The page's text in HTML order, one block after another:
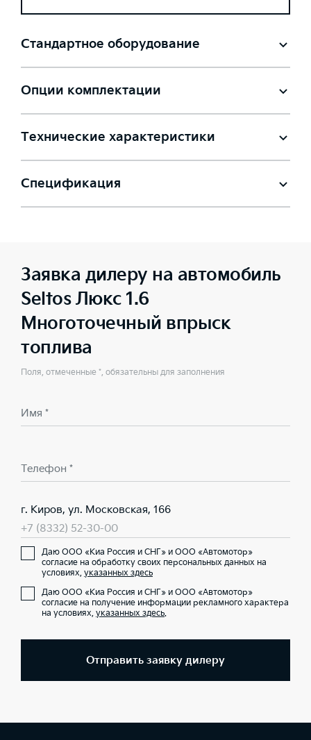
Стандартное оборудование
Опции комплектации
Технические характеристики
Спецификация
Заявка дилеру на автомобиль
Seltos Люкс 1.6
Многоточечный впрыск
топлива
Поля, отмеченные *, обязательны для заполнения
Имя *
Телефон *
г. Киров, ул. Московская, 166
+7 (8332) 52-30-00
Даю ООО «Киа Россия и СНГ» и ООО «Автомотор»
согласие на обработку своих персональных данных на
условиях, указанных здесь
Даю ООО «Киа Россия и СНГ» и ООО «Автомотор»
согласие на получение информации рекламного характера
на условиях, указанных здесь.
Отправить заявку дилеру